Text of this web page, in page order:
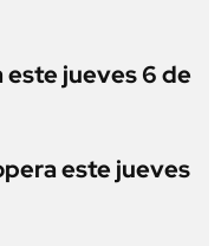
este jueves 6 de
este jueves